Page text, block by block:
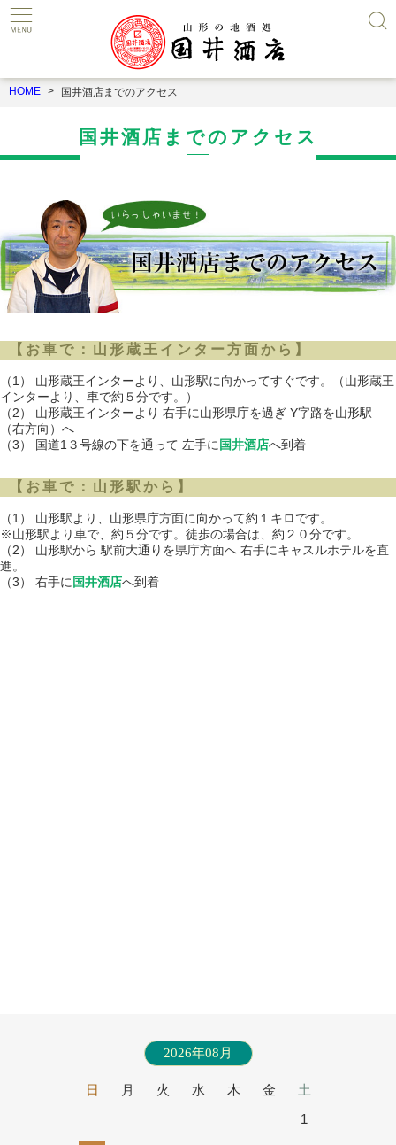
HOME 国井酒店までのアクセス
国井酒店までのアクセス
【お車で：山形蔵王インター方面から】
（1） 山形蔵王インターより、山形駅に向かってすぐです。（山形蔵王
インターより、車で約５分です。）
（2） 山形蔵王インターより 右手に山形県庁を過ぎ Y字路を山形駅
（右方向）へ
（3） 国道1３号線の下を通って 左手に 国井酒店へ到着
【お車で：山形駅から】
（1） 山形駅より、山形県庁方面に向かって約１キロです。
※山形駅より車で、約５分です。徒歩の場合は、約２０分です。
（2） 山形駅から 駅前大通りを県庁方面へ 右手にキャスルホテルを直
進。
（3） 右手に 国井酒店へ到着
2026年08月
日 月 火 水 木 金
土
1